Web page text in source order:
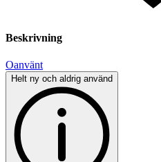
Beskrivning
Oanvänt
Helt ny och aldrig använd